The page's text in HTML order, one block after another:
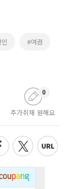
#여권
추가취재 원해요
0